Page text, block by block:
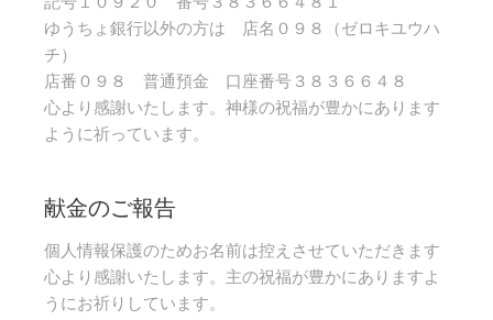
ゆうちょ銀行以外の方は 店名０９８（ゼロキユウハ
チ）
店番０９８ 普通預金 口座番号３８３６６４８
心より感謝いたします。神様の祝福が豊かにあります
ように祈っています。
献金のご報告
個人情報保護のためお名前は控えさせていただきます
心より感謝いたします。主の祝福が豊かにありますよ
うにお祈りしています。